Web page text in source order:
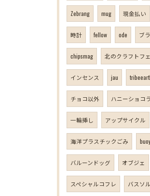
Zebrang mug 現金払い
時計 fellow ode ブ
chipsmag 北のクラフトフ
インセンス jau
チョコ以外 ハニーショコ
一輪挿し アップサイクル
海洋プラスチックごみ
バルーンドッグ オブジェ
スペシャルコフレ バスソ